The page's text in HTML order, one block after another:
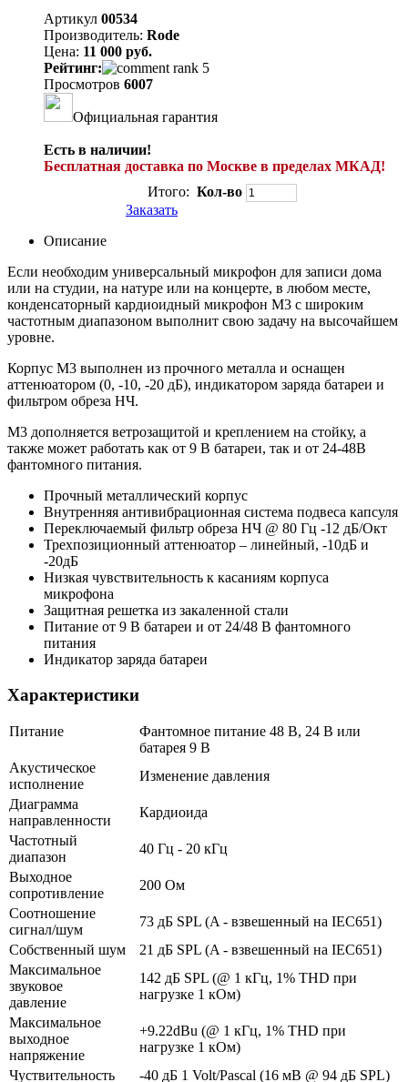
Артикул 00534
Производитель: Rode
Цена: 11 000 руб.
Рейтинг:
Просмотров 6007
Официальная гарантия
Есть в наличии!
Бесплатная доставка по Москве в пределах МКАД!
Итого: Кол-во
Заказать
Описание
Если необходим универсальный микрофон для записи дома
или на студии, на натуре или на концерте, в любом месте,
конденсаторный кардиоидный микрофон М3 с широким
частотным диапазоном выполнит свою задачу на высочайшем
уровне.
Корпус М3 выполнен из прочного металла и оснащен
аттенюатором (0, -10, -20 дБ), индикатором заряда батареи и
фильтром обреза НЧ.
М3 дополняется ветрозащитой и креплением на стойку, а
также может работать как от 9 В батареи, так и от 24-48В
фантомного питания.
Прочный металлический корпус
Внутренняя антивибрационная система подвеса капсуля
Переключаемый фильтр обреза НЧ @ 80 Гц -12 дБ/Окт
Трехпозиционный аттенюатор – линейный, -10дБ и
-20дБ
Низкая чувствительность к касаниям корпуса
микрофона
Защитная решетка из закаленной стали
Питание от 9 В батареи и от 24/48 В фантомного
питания
Индикатор заряда батареи
Характеристики
Питание
Фантомное питание 48 В, 24 В или
батарея 9 В
Акустическое
исполнение
Изменение давления
Диаграмма
направленности
Кардиоида
Частотный
диапазон
40 Гц - 20 кГц
Выходное
сопротивление
200 Ом
Соотношение
сигнал/шум
73 дБ SPL (A - взвешенный на IEC651)
Собственный шум
21 дБ SPL (A - взвешенный на IEC651)
Максимальное
звуковое
давление
142 дБ SPL (@ 1 кГц, 1% THD при
нагрузке 1 кОм)
Максимальное
выходное
напряжение
+9.22dBu (@ 1 кГц, 1% THD при
нагрузке 1 кОм)
Чуствительность
-40 дБ 1 Volt/Pascal (16 мВ @ 94 дБ SPL)